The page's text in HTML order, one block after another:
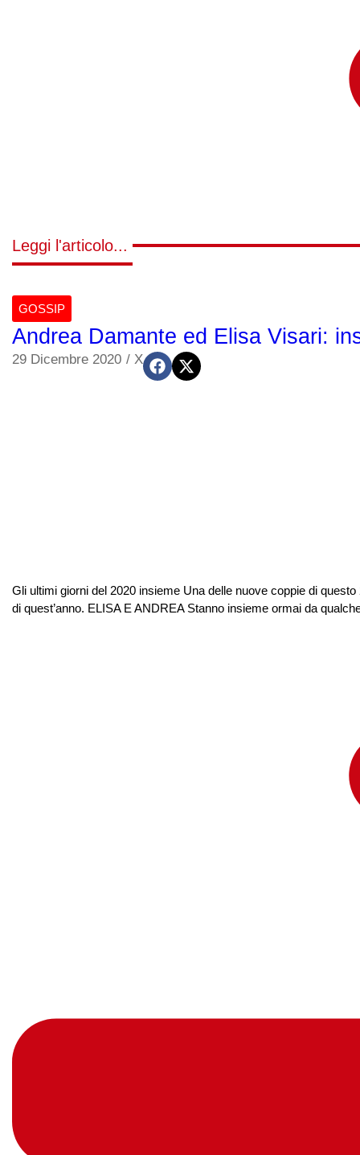
Leggi l'articolo...
GOSSIP
Andrea Damante ed Elisa Visari:
29 Dicembre 2020 / X
Gli ultimi giorni del 2020 insieme Una delle nuove coppie di
di quest’anno. ELISA E ANDREA Stanno insieme ormai da